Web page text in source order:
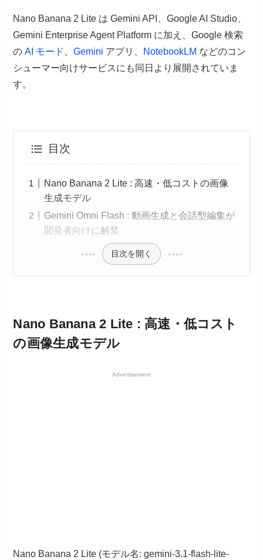
Nano Banana 2 Lite は Gemini API、Google AI Studio、
Gemini Enterprise Agent Platform に加え、Google 検索
のAI モード 、Gemini アプリ、 NotebookLM などのコン
シューマー向けサービスにも同日より展開されていま
す。
目次
Nano Banana 2 Lite : 高速・低コストの画像
生成モデル
Gemini Omni Flash : 動画生成と会話型編集が
開発者向けに解禁
目次を開く
Nano Banana 2 Lite : 高速・低コスト
の画像生成モデル
Advertisement
Nano Banana 2 Lite (モデル名: gemini-3.1-flash-lite-